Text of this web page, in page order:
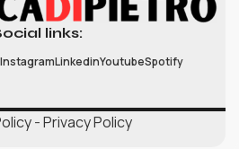
links:
InstagramLinkedinYoutubeSpotify
-Privacy Policy